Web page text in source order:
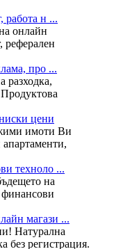
работа н ...
онлайн
реферален
про ...
разходка,
цени
имоти Ви
техноло ...
на
магази ...
Натурална
без регистрация.